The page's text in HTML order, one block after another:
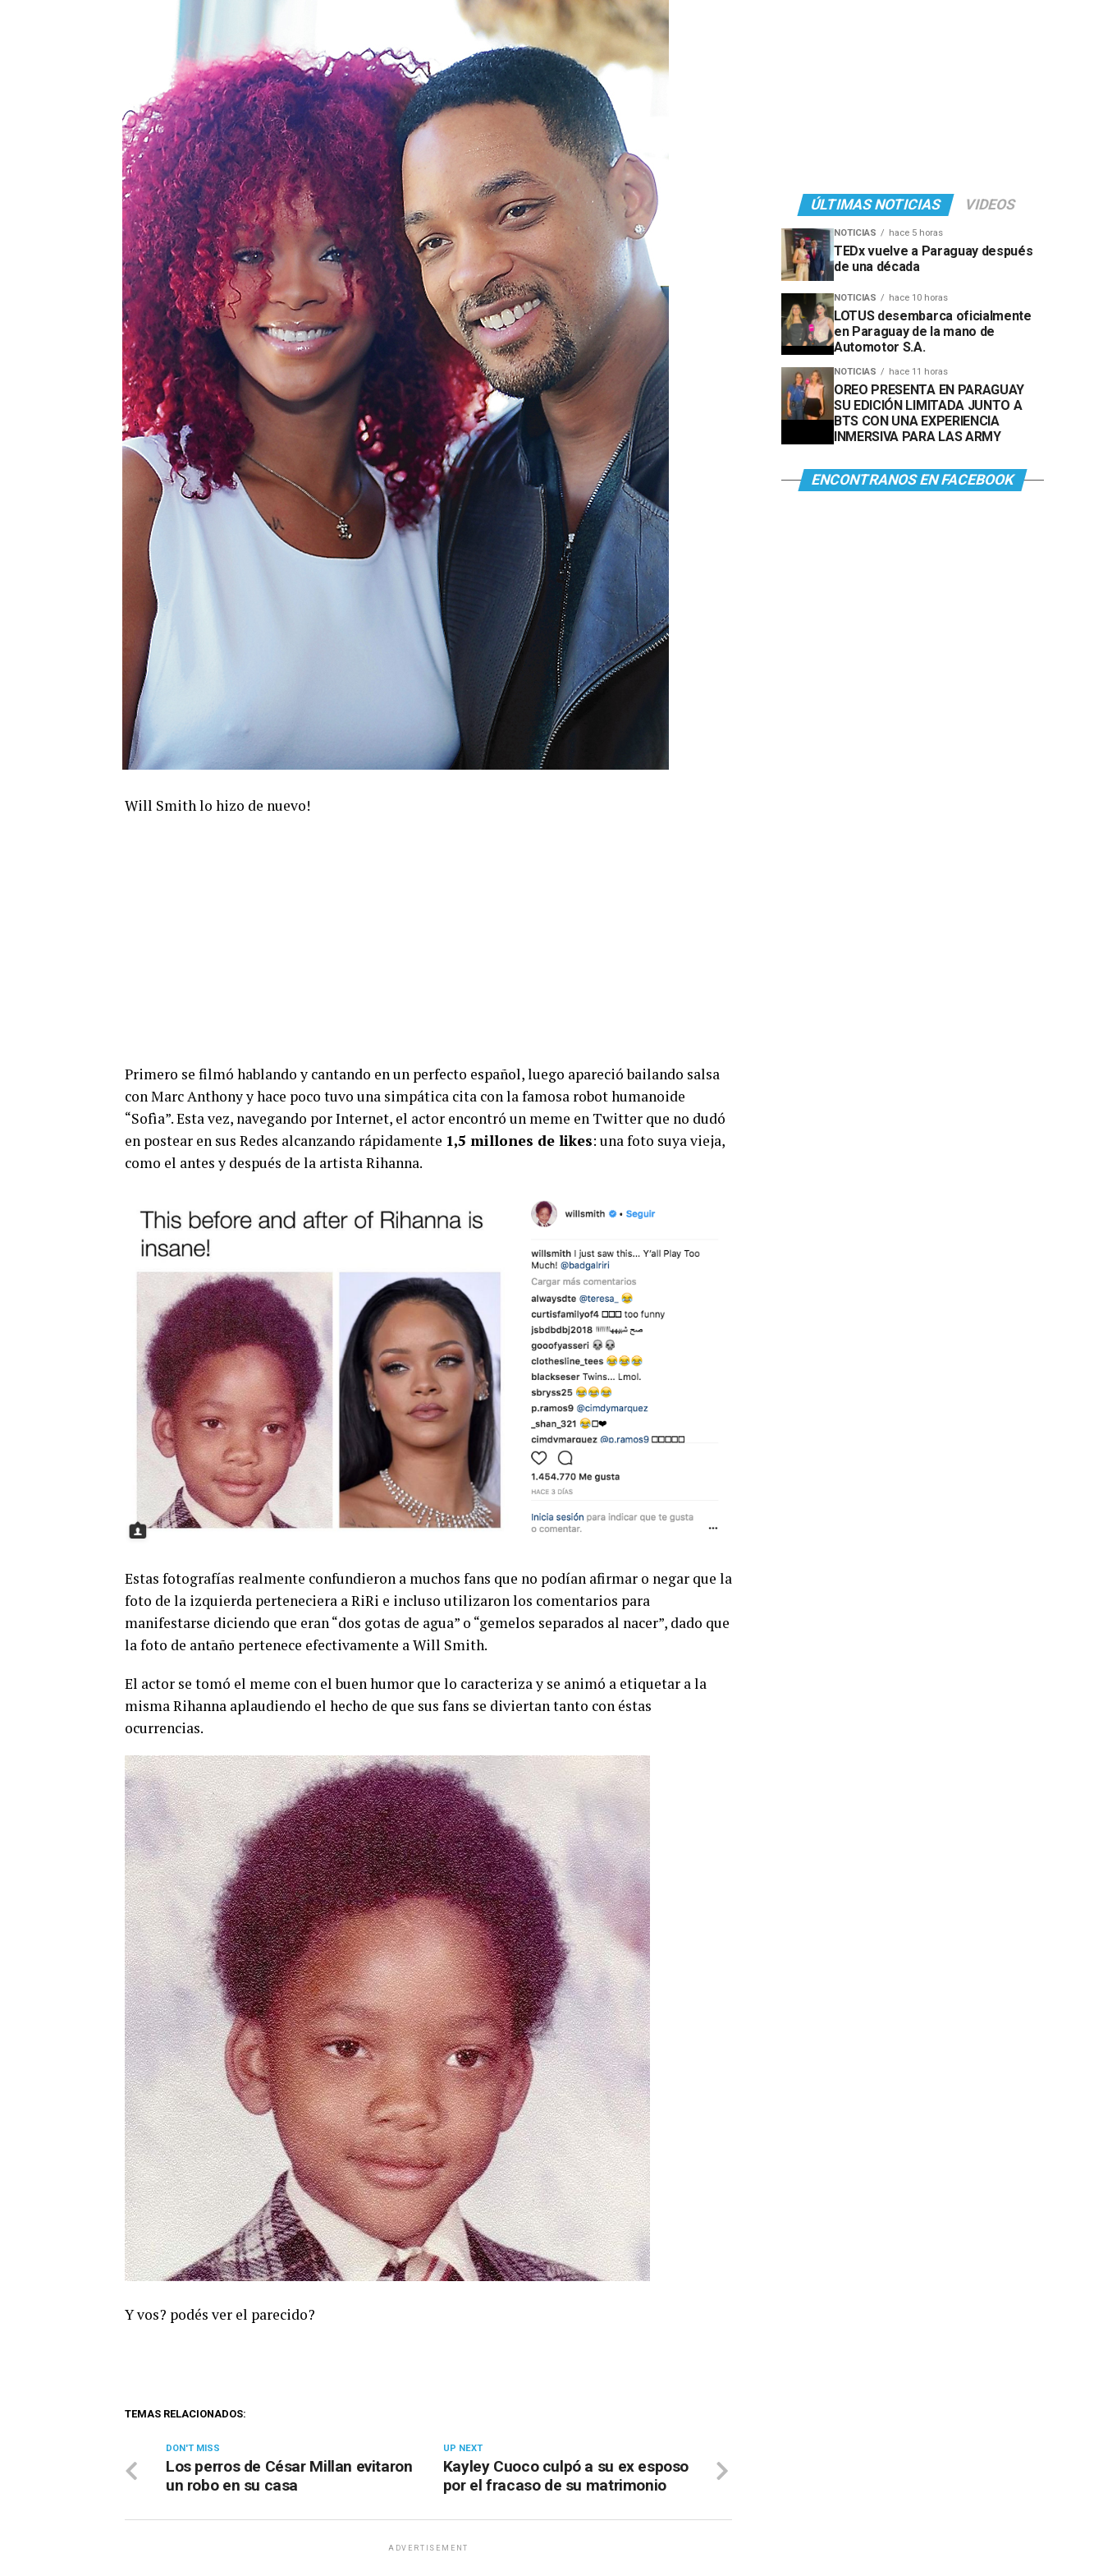
Will Smith lo hizo de nuevo!
Primero se filmó hablando y cantando en un perfecto español, luego apareció bailando salsa
con Marc Anthony y hace poco tuvo una simpática cita con la famosa robot humanoide
“Sofìa”. Esta vez, navegando por Internet, el actor encontró un meme en Twitter que no dudó
en postear en sus Redes alcanzando rápidamente 1,5 millones de likes: una foto suya vieja,
como el antes y después de la artista Rihanna.
Estas fotografías realmente confundieron a muchos fans que no podían afirmar o negar que la
foto de la izquierda perteneciera a RiRi e incluso utilizaron los comentarios para
manifestarse diciendo que eran “dos gotas de agua” o “gemelos separados al nacer”, dado que
la foto de antaño pertenece efectivamente a Will Smith.
El actor se tomó el meme con el buen humor que lo caracteriza y se animó a etiquetar a la
misma Rihanna aplaudiendo el hecho de que sus fans se diviertan tanto con éstas
ocurrencias.
Y vos? podés ver el parecido?
TEMAS RELACIONADOS:
UP NEXT
Kayley Cuoco culpó a su ex esposo
por el fracaso de su matrimonio
DON'T MISS
Los perros de César Millan evitaron
un robo en su casa
ADVERTISEMENT
ÚLTIMAS NOTICIAS VIDEOS
NOTICIAS hace 5 horas
TEDx vuelve a Paraguay después
de una década
NOTICIAS hace 10 horas
LOTUS desembarca oficialmente
en Paraguay de la mano de
Automotor S.A.
NOTICIAS hace 11 horas
OREO PRESENTA EN PARAGUAY
SU EDICIÓN LIMITADA JUNTO A
BTS CON UNA EXPERIENCIA
INMERSIVA PARA LAS ARMY
ENCONTRANOS EN FACEBOOK